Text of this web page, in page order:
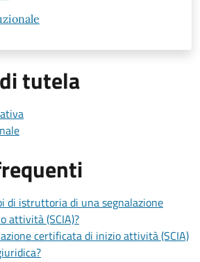
tutela
di istruttoria di una segnalazione
attività (SCIA)?
certificata di inizio attività (SCIA)